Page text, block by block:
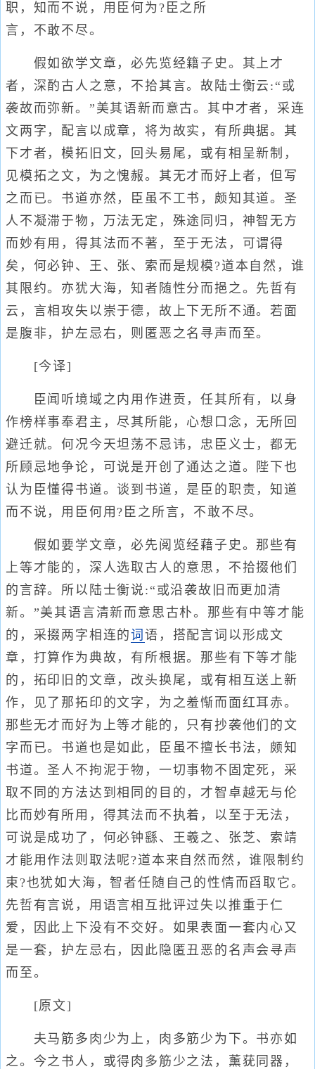
职，知而不说，用臣何为?臣之所
言，不敢不尽。
假如欲学文章，必先览经籍子史。其上才
者，深酌古人之意，不拾其言。故陆士衡云:“或
袭故而弥新。”美其语新而意古。其中才者，采连
文两字，配言以成章，将为故实，有所典据。其
下才者，模拓旧文，回头易尾，或有相呈新制，
见模拓之文，为之愧赧。其无才而好上者，但写
之而已。书道亦然，臣虽不工书，颇知其道。圣
人不凝滞于物，万法无定，殊途同归，神智无方
而妙有用，得其法而不著，至于无法，可谓得
矣，何必钟、王、张、索而是规模?道本自然，谁
其限约。亦犹大海，知者随性分而挹之。先哲有
云，言相攻失以崇于德，故上下无所不通。若面
是腹非，护左忌右，则匿恶之名寻声而至。
[今译]
臣闻听境域之内用作进贡，任其所有，以身
作榜样事奉君主，尽其所能，心想口念，无所回
避迁就。何况今天坦荡不忌讳，忠臣义士，都无
所顾忌地争论，可说是开创了通达之道。陛下也
认为臣懂得书道。谈到书道，是臣的职责，知道
而不说，用臣何用?臣之所言，不敢不尽。
假如要学文章，必先阅览经藉子史。那些有
上等才能的，深人选取古人的意思，不拾掇他们
的言辞。所以陆士衡说:“或沿袭故旧而更加清
新。”美其语言清新而意思古朴。那些有中等才能
的，采掇两字相连的词语，搭配言词以形成文
章，打算作为典故，有所根据。那些有下等才能
的，拓印旧的文章，改头换尾，或有相互送上新
作，见了那拓印的文字，为之羞惭而面红耳赤。
那些无才而好为上等才能的，只有抄袭他们的文
字而已。书道也是如此，臣虽不擅长书法，颇知
书道。圣人不拘泥于物，一切事物不固定死，采
取不同的方法达到相同的目的，才智卓越无与伦
比而妙有所用，得其法而不执着，以至于无法，
可说是成功了，何必钟繇、王羲之、张芝、索靖
才能用作法则取法呢?道本来自然而然，谁限制约
束?也犹如大海，智者任随自己的性情而舀取它。
先哲有言说，用语言相互批评过失以推重于仁
爱，因此上下没有不交好。如果表面一套内心又
是一套，护左忌右，因此隐匿丑恶的名声会寻声
而至。
[原文]
夫马筋多肉少为上，肉多筋少为下。书亦如
之。今之书人，或得肉多筋少之法，薰莸同器，